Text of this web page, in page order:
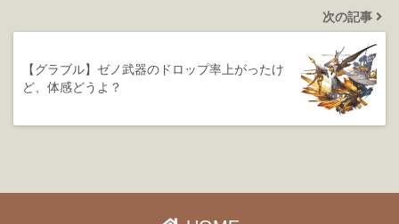
次の記事
【グラブル】ゼノ武器のドロップ率上がったけ
ど、体感どうよ？